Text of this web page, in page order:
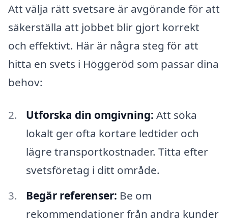
Att välja rätt svetsare är avgörande för att
säkerställa att jobbet blir gjort korrekt
och effektivt. Här är några steg för att
hitta en svets i Höggeröd som passar dina
behov:
Utforska din omgivning: Att söka
lokalt ger ofta kortare ledtider och
lägre transportkostnader. Titta efter
svetsföretag i ditt område.
Begär referenser: Be om
rekommendationer från andra kunder